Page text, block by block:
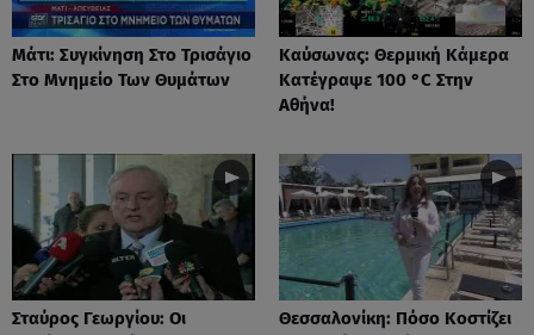
Μάτι: Συγκίνηση Στο Τρισάγιο
Στο Μνημείο Των Θυμάτων
Καύσωνας: Θερμική Κάμερα
Κατέγραψε 100 °C Στην
Αθήνα!
Σταύρος Γεωργίου: Οι
Θεσσαλονίκη: Πόσο Κοστίζει